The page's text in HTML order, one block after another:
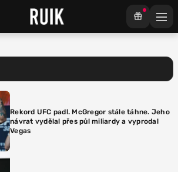
Rekord UFC padl. McGregor stále táhne. Jeho
návrat vydělal přes půl miliardy a vyprodal
Vegas